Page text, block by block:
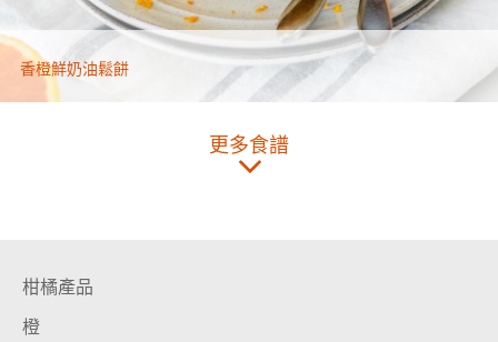
香橙鮮奶油鬆餅
更多食譜
柑橘產品
橙